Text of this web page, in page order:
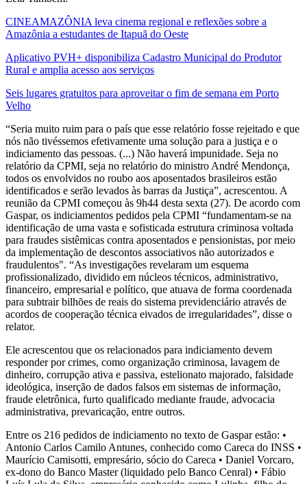
CINEAMAZÔNIA leva cinema regional e reflexões sobre a
Amazônia a estudantes de Itapuã do Oeste
Aplicativo PVH+ disponibiliza Cadastro Municipal do Produtor
Rural e amplia acesso aos serviços
Seis lugares gratuitos para aproveitar o fim de semana em Porto
Velho
“Seria muito ruim para o país que esse relatório fosse rejeitado e que
nós não tivéssemos efetivamente uma solução para a justiça e o
indiciamento das pessoas. (...) Não haverá impunidade. Seja no
relatório da CPMI, seja no relatório do ministro André Mendonça,
todos os envolvidos no roubo aos aposentados brasileiros estão
identificados e serão levados às barras da Justiça”, acrescentou. A
reunião da CPMI começou às 9h44 desta sexta (27). De acordo com
Gaspar, os indiciamentos pedidos pela CPMI “fundamentam-se na
identificação de uma vasta e sofisticada estrutura criminosa voltada
para fraudes sistêmicas contra aposentados e pensionistas, por meio
da implementação de descontos associativos não autorizados e
fraudulentos". “As investigações revelaram um esquema
profissionalizado, dividido em núcleos técnicos, administrativo,
financeiro, empresarial e político, que atuava de forma coordenada
para subtrair bilhões de reais do sistema previdenciário através de
acordos de cooperação técnica eivados de irregularidades”, disse o
relator.
Ele acrescentou que os relacionados para indiciamento devem
responder por crimes, como organização criminosa, lavagem de
dinheiro, corrupção ativa e passiva, estelionato majorado, falsidade
ideológica, inserção de dados falsos em sistemas de informação,
fraude eletrônica, furto qualificado mediante fraude, advocacia
administrativa, prevaricação, entre outros.
Entre os 216 pedidos de indiciamento no texto de Gaspar estão: •
Antonio Carlos Camilo Antunes, conhecido como Careca do INSS •
Maurício Camisotti, empresário, sócio do Careca • Daniel Vorcaro,
ex-dono do Banco Master (liquidado pelo Banco Cenral) • Fábio